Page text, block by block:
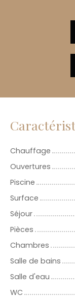
Chauffage
Ouvertures
Piscine
Surface
Séjour
Pièces
Chambres
Salle de bains
Salle d'eau
WC